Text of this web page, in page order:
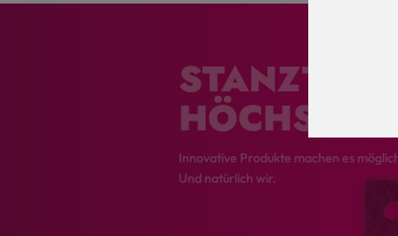
HÖCHSTE
Innovative Produkte machen es
Und natürlich wir.
Cookie